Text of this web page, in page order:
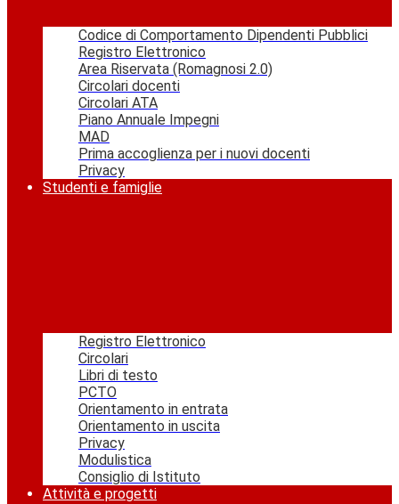
Codice di Comportamento Dipendenti Pubblici
Registro Elettronico
Area Riservata (Romagnosi 2.0)
Circolari docenti
Circolari ATA
Piano Annuale Impegni
MAD
Prima accoglienza per i nuovi docenti
Privacy
Studenti e famiglie
Registro Elettronico
Circolari
Libri di testo
PCTO
Orientamento in entrata
Orientamento in uscita
Privacy
Modulistica
Consiglio di Istituto
Attività e progetti